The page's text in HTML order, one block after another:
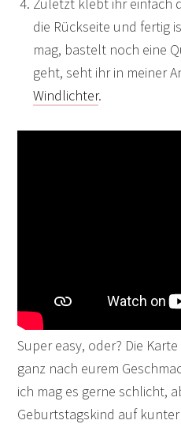
die Rückseite und fertig
mag, bastelt noch eine
geht, seht ihr in meiner
Windlichter.
Super easy, oder? Die
ganz nach eurem
ich mag es gerne schlicht,
Geburtstagskind auf